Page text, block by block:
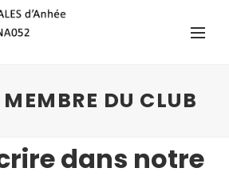
DU CLUB
dans notre